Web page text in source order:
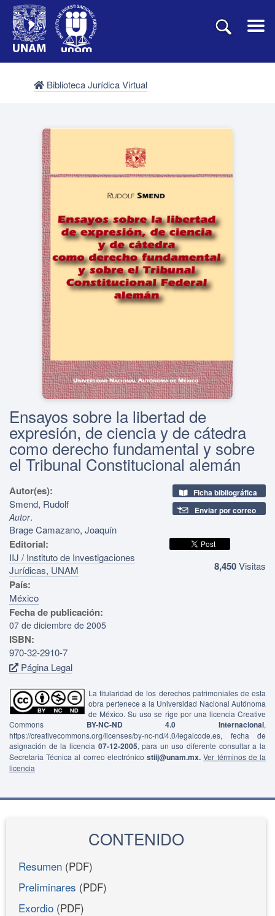
Biblioteca Jurídica Virtual
Ensayos sobre la libertad de
expresión, de ciencia y de cátedra
como derecho fundamental y sobre
el Tribunal Constitucional alemán
Autor(es):
Smend, Rudolf
Autor.
Brage Camazano, Joaquín
Editorial:
IIJ / Instituto de Investigaciones
Jurídicas, UNAM
País:
México
Fecha de publicación:
07 de diciembre de 2005
ISBN:
970-32-2910-7
Página Legal
Ficha bibliográfica
Enviar por correo
8,450Visitas
La titularidad de los derechos patrimoniales de esta
obra pertenece a la Universidad Nacional Autónoma
de México. Su uso se rige por una licencia Creative
Commons BY-NC-ND 4.0 Internacional,
https://creativecommons.org/licenses/by-nc-nd/4.0/legalcode.es, fecha de
asignación de la licencia 07-12-2005, para un uso diferente consultar a la
Secretaria Técnica al correo electrónicostiij@unam.mx. Ver términos de la
licencia
CONTENIDO
Resumen (PDF)
Preliminares (PDF)
Exordio (PDF)